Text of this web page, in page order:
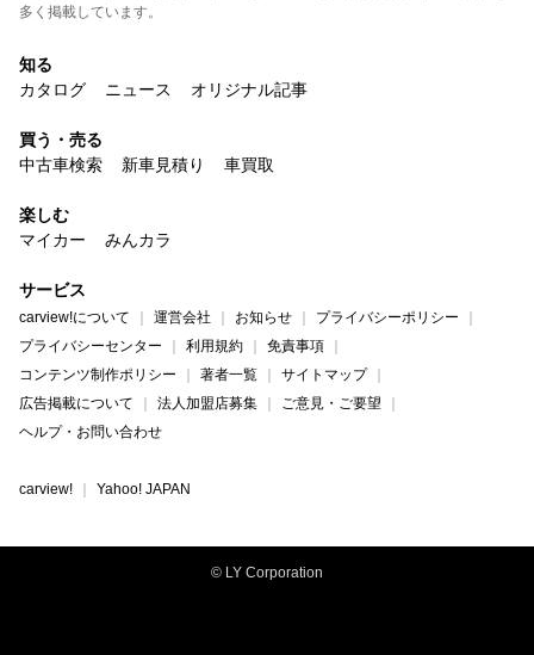
多く掲載しています。
知る
カタログ
ニュース オリジナル記事
買う・売る
中古車検索
新車見積り 車買取
楽しむ
マイカー
みんカラ
サービス
carview!について 運営会社 お知らせ
プライバシーポリシー
プライバシーセンター
利用規約
免責事項
コンテンツ制作ポリシー
著者一覧
サイトマップ
広告掲載について
法人加盟店募集
ご意見・ご要望
ヘルプ・お問い合わせ
carview! Yahoo! JAPAN
© LY Corporation